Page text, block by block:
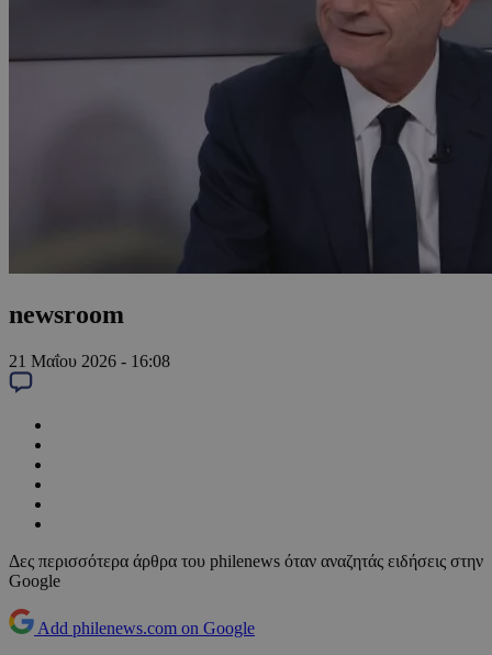
newsroom
21 Μαΐου 2026 - 16:08
Δες περισσότερα άρθρα του philenews όταν αναζητάς ειδήσεις στην
Google
Add philenews.com on Google